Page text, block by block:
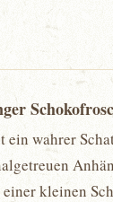
wahrer
kleinen